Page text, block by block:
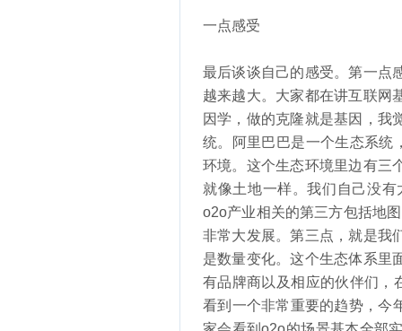
一点感受
最后谈谈自己的感受。第一点
越来越大。大家都在讲互联网
因学，做的克隆就是基因，我
统。阿里巴巴是一个生态系统
环境。这个生态环境里边有三
就像土地一样。我们自己没
o2o产业相关的第三方包括地
非常大发展。第三点，就是我
是数量变化。这个生态体系里
有品牌商以及相应的伙伴们，
看到一个非常重要的趋势，今